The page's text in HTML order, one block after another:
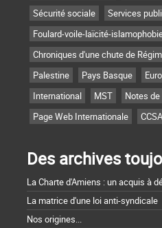
Sécurité sociale
Services
Foulard-voile-laïcité-
Chroniques d'une chute de
Palestine
Pays Basque
International
MST Notes
Page Web Internationale
Des archives
La Charte d'Amiens : un acquis à
La matrice d'une loi anti-syndicale
Nos origines...